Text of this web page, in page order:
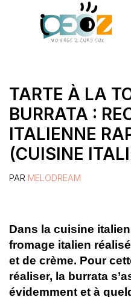
TARTE À LA
BURRATA :
ITALIENNE
(CUISINE
PAR MELODREAM
Dans la cuisine
fromage italien
et de crème. Pour
réaliser, la burrata
évidemment et à